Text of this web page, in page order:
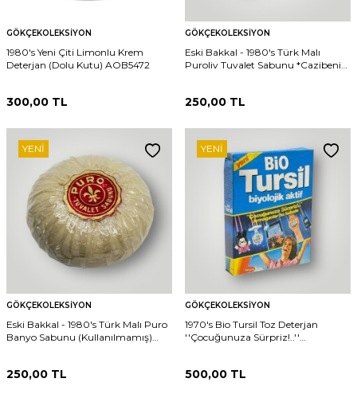
GÖKÇEKOLEKSIYON
1980's Yeni Çiti Limonlu Krem
Deterjan (Dolu Kutu) AOB5472
300,00 TL
GÖKÇEKOLEKSIYON
Eski Bakkal - 1980's Türk Malı
Puroliv Tuvalet Sabunu *Cazibenizi
250,00 TL
YENI
GÖKÇEKOLEKSIYON
Eski Bakkal - 1980's Türk Malı Puro
Banyo Sabunu (Kullanılmamış)
250,00 TL
YENI
GÖKÇEKOLEKSIYON
1970's Bio Tursil Toz Deterjan
''Çocuğunuza Sürpriz!..''
500,00 TL